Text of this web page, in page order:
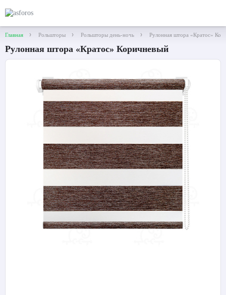
Главная Рольшторы Рольшторы день-ночь Рулонная штора «Кратос»
Рулонная штора «Кратос» Коричневый